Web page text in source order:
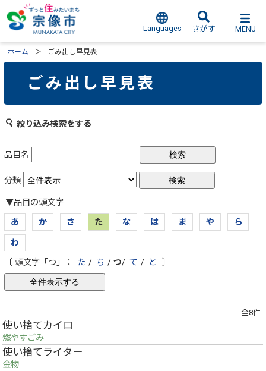
Languages さがす MENU
ホーム ごみ出し早見表
ごみ出し早見表
絞り込み検索をする
品目名
分類
▼品目の頭文字
あ
か さ た な は ま や ら
わ
〔 頭文字「つ」：
た / ち / つ/ て / と 〕
全8件
使い捨てカイロ
燃やすごみ
使い捨てライター
金物